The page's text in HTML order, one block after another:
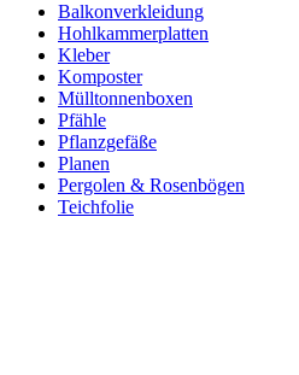
Balkonverkleidung
Hohlkammerplatten
Kleber
Komposter
Mülltonnenboxen
Pfähle
Pflanzgefäße
Planen
Pergolen & Rosenbögen
Teichfolie